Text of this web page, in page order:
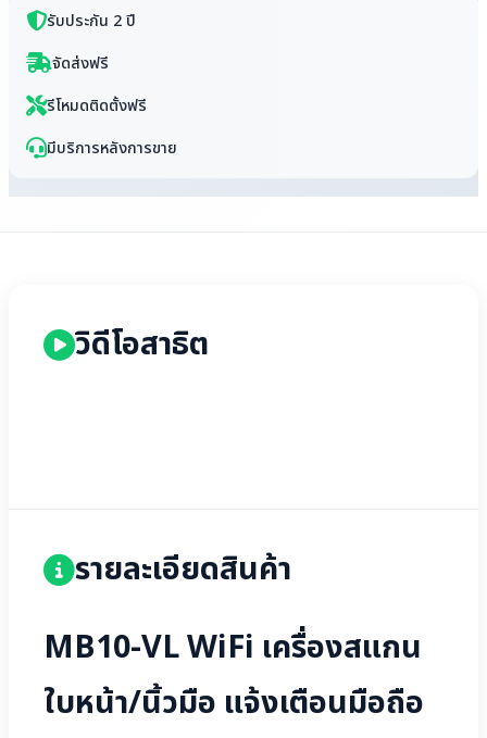
รับประกัน 2 ปี
จัดส่งฟรี
รีโหมดติดตั้งฟรี
มีบริการหลังการขาย
วิดีโอสาธิต
รายละเอียดสินค้า
MB10-VL WiFi เครื่องสแกน
ใบหน้า/นิ้วมือ แจ้งเตือนมือถือ